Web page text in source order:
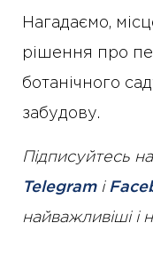
Нагадаємо,
рішення про
ботанічного
забудову.
Підписуйтесь
Telegramі
найважливіші і